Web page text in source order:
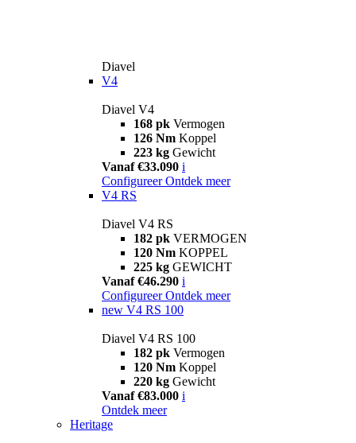
Diavel
V4
Diavel V4
168 pk Vermogen
126 Nm Koppel
223 kg Gewicht
Vanaf €33.090 i
Configureer Ontdek meer
V4 RS
Diavel V4 RS
182 pk VERMOGEN
120 Nm KOPPEL
225 kg GEWICHT
Vanaf €46.290 i
Configureer Ontdek meer
new V4 RS 100
Diavel V4 RS 100
182 pk Vermogen
120 Nm Koppel
220 kg Gewicht
Vanaf €83.000 i
Ontdek meer
Heritage